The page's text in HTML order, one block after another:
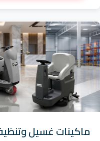
ماكينات غسيل